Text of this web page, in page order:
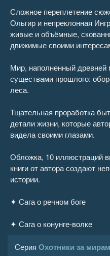
Сложное переплетение
Ольгир и непреклонная
живые и объёмные,
движимые своими
Мир, наполненный
существами прошлого:
леса.
Тщательная проработка
детали жизни, которые
видела своими глазами.
Обложка, 10 иллюстраций
книги от автора создают
истории.
✦ Сага о речном боге
✦ Сага о конунге-волке
Серия Охотники за